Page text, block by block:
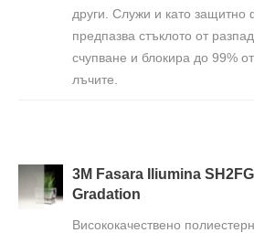
други. Служи и като защитно
предпазва стъклото от
счупване и блокира до 99%
лъчите.
3M Fasara Iliumina
Gradation
Висококачествено